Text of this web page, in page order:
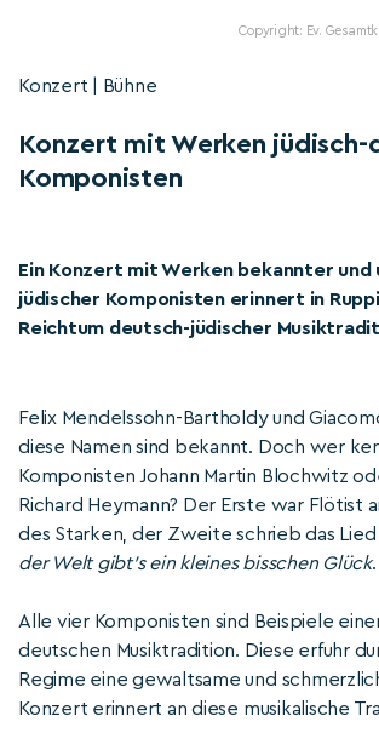
Copyright: Ev.
Konzert | Bühne
Konzert mit Werken jüdisch-
Komponisten
Ein Konzert mit Werken bekannter und
jüdischer Komponisten erinnert in
Reichtum deutsch-jüdischer
Felix Mendelssohn-Bartholdy und
diese Namen sind bekannt. Doch wer
Komponisten Johann Martin Blochwitz
Richard Heymann? Der Erste war Flötist
des Starken, der Zweite schrieb das Lied
der Welt gibt’s ein kleines bisschen Glück.
Alle vier Komponisten sind Beispiele
deutschen Musiktradition. Diese erfuhr
Regime eine gewaltsame und
Konzert erinnert an diese musikalische